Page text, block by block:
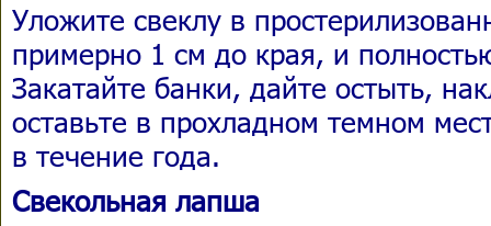
Уложите свеклу в
примерно 1 см до края, и
Закатайте банки, дайте остыть,
оставьте в прохладном темном
в течение года.
Свекольная лапша